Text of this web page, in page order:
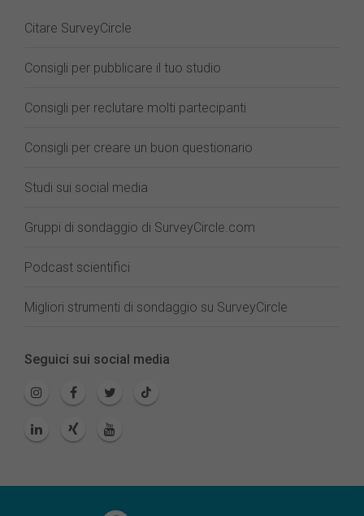
Citare SurveyCircle
Consigli per pubblicare il tuo studio
Consigli per reclutare molti partecipanti
Consigli per creare un buon questionario
Studi sui social media
Gruppi di sondaggio di SurveyCircle.com
Podcast scientifici
Migliori strumenti di sondaggio su SurveyCircle
Seguici sui social media